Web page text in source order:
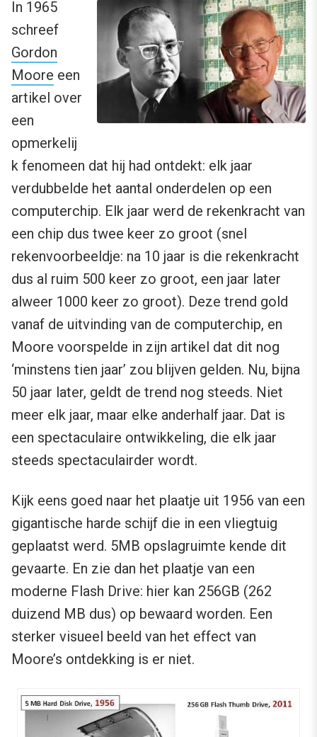
In 1965
schreef
Gordon
Moore een
artikel over
een
opmerkelij
k fenomeen dat hij had ontdekt: elk jaar
verdubbelde het aantal onderdelen op een
computerchip. Elk jaar werd de rekenkracht van
een chip dus twee keer zo groot (snel
rekenvoorbeeldje: na 10 jaar is die rekenkracht
dus al ruim 500 keer zo groot, een jaar later
alweer 1000 keer zo groot). Deze trend gold
vanaf de uitvinding van de computerchip, en
Moore voorspelde in zijn artikel dat dit nog
‘minstens tien jaar’ zou blijven gelden. Nu, bijna
50 jaar later, geldt de trend nog steeds. Niet
meer elk jaar, maar elke anderhalf jaar. Dat is
een spectaculaire ontwikkeling, die elk jaar
steeds spectaculairder wordt.
Kijk eens goed naar het plaatje uit 1956 van een
gigantische harde schijf die in een vliegtuig
geplaatst werd. 5MB opslagruimte kende dit
gevaarte. En zie dan het plaatje van een
moderne Flash Drive: hier kan 256GB (262
duizend MB dus) op bewaard worden. Een
sterker visueel beeld van het effect van
Moore’s ontdekking is er niet.